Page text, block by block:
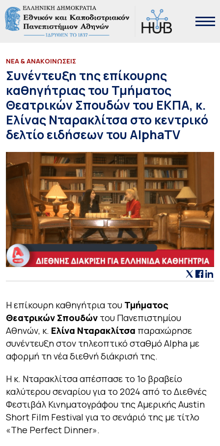
ΝΕΑ & ΑΝΑΚΟΙΝΩΣΕΙΣ
Συνέντευξη της επίκουρης
καθηγήτριας του Τμήματος
Θεατρικών Σπουδών του ΕΚΠΑ, κ.
Ελίνας Νταρακλίτσα στο κεντρικό
δελτίο ειδήσεων του AlphaTV
Η επίκουρη καθηγήτρια του Τμήματος
Θεατρικών Σπουδών του Πανεπιστημίου
Αθηνών, κ. Ελίνα Νταρακλίτσα παραχώρησε
συνέντευξη στον τηλεοπτικό σταθμό Alpha με
αφορμή τη νέα διεθνή διάκρισή της.
Η κ. Νταρακλίτσα απέσπασε το 1ο βραβείο
καλύτερου σεναρίου για το 2024 από το Διεθνές
Φεστιβάλ Κινηματογράφου της Αμερικής Austin
Short Film Festival για το σενάριό της με τίτλο
«The Perfect Dinner».